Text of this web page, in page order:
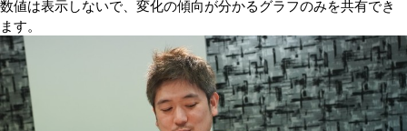
数値は表示しないで、変化の傾向が分かるグラフのみを共有でき
ます。